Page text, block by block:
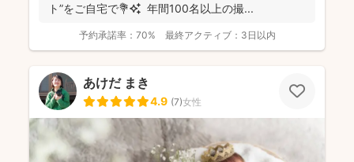
ト”をご自宅で💐✨ 年間100名以上の撮...
予約承諾率： 70% 最終アクティブ： 3日以内
あけだ まき
4.9 (7)女性